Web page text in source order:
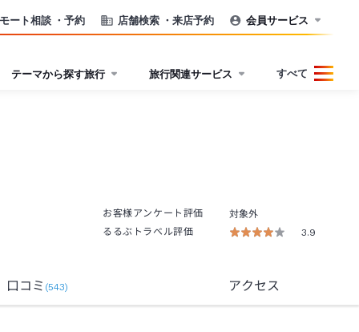
ート相談 ・予約 店舗検索 ・来店予約 会員サービス
テーマから探す旅行 旅行関連サービス すべて
お客様アンケート評価
対象外
るるぶトラベル評価
3.9
口コミ (543) アクセス